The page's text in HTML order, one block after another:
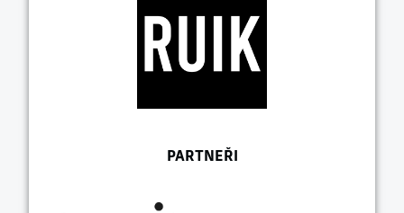
PARTNEŘI